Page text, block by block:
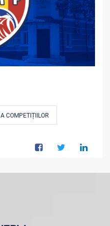
COMPETIȚIILOR